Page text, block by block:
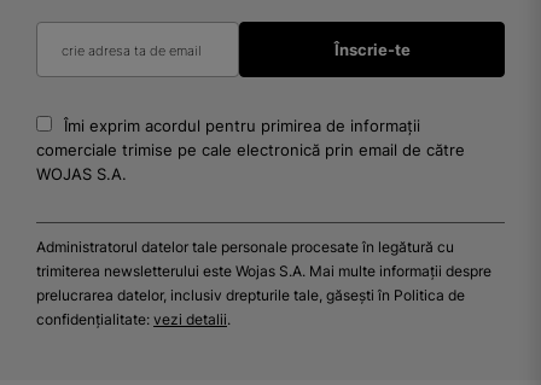
Îmi exprim acordul pentru primirea de informații
comerciale trimise pe cale electronică prin email de către
WOJAS S.A.
Administratorul datelor tale personale procesate în legătură cu
trimiterea newsletterului este Wojas S.A. Mai multe informații despre
prelucrarea datelor, inclusiv drepturile tale, găsești în Politica de
confidențialitate: vezi detalii.